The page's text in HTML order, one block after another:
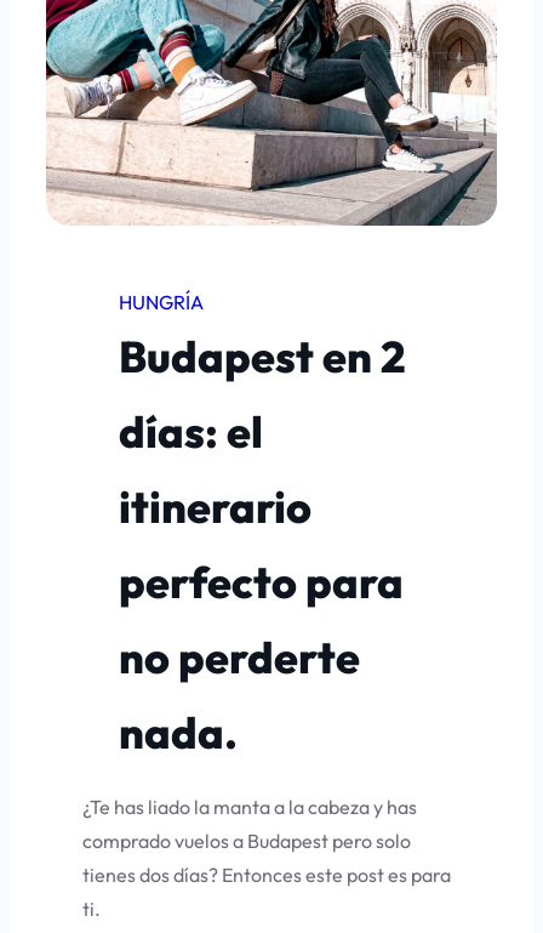
HUNGRÍA
Budapest en 2
días: el
itinerario
perfecto para
no perderte
nada.
¿Te has liado la manta a la cabeza y has
comprado vuelos a Budapest pero solo
tienes dos días? Entonces este post es para
ti.